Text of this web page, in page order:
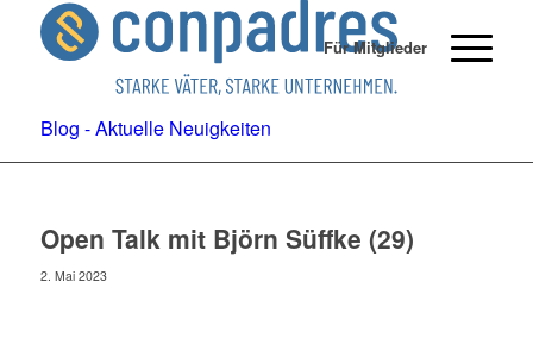
Für Mitglieder
Blog - Aktuelle Neuigkeiten
Open Talk mit Björn Süffke (29)
2. Mai 2023